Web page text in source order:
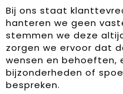
Bij ons staat
hanteren we geen
stemmen we deze
zorgen we ervoor dat
wensen en behoeften,
bijzonderheden of
bespreken.